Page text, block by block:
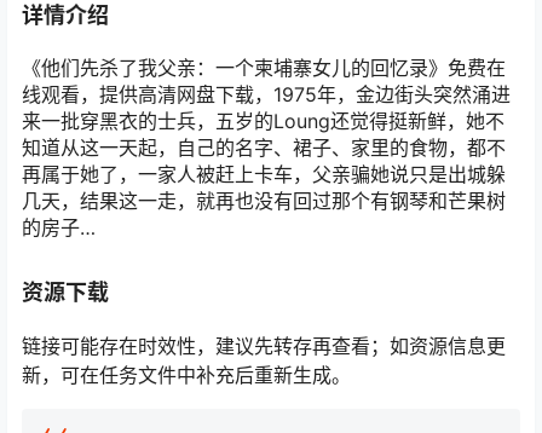
详情介绍
《他们先杀了我父亲：一个柬埔寨女儿的回忆录》免费在
线观看，提供高清网盘下载，1975年，金边街头突然涌进
来一批穿黑衣的士兵，五岁的Loung还觉得挺新鲜，她不
知道从这一天起，自己的名字、裙子、家里的食物，都不
再属于她了，一家人被赶上卡车，父亲骗她说只是出城躲
几天，结果这一走，就再也没有回过那个有钢琴和芒果树
的房子…
资源下载
链接可能存在时效性，建议先转存再查看；如资源信息更
新，可在任务文件中补充后重新生成。